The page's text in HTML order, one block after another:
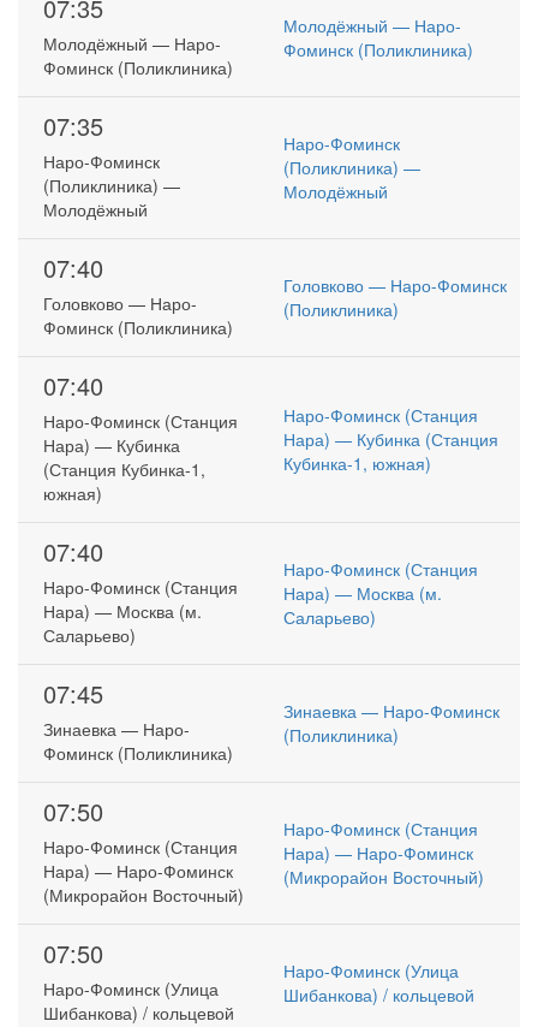
07:35
Молодёжный — Наро-
Фоминск (Поликлиника)
Молодёжный — Наро-
Фоминск (Поликлиника)
07:35
Наро-Фоминск
(Поликлиника) —
Молодёжный
Наро-Фоминск
(Поликлиника) —
Молодёжный
07:40
Головково — Наро-
Фоминск (Поликлиника)
Головково — Наро-Фоминск
(Поликлиника)
07:40
Наро-Фоминск (Станция
Нара) — Кубинка
(Станция Кубинка-1,
южная)
Наро-Фоминск (Станция
Нара) — Кубинка (Станция
Кубинка-1, южная)
07:40
Наро-Фоминск (Станция
Нара) — Москва (м.
Саларьево)
Наро-Фоминск (Станция
Нара) — Москва (м.
Саларьево)
07:45
Зинаевка — Наро-
Фоминск (Поликлиника)
Зинаевка — Наро-Фоминск
(Поликлиника)
07:50
Наро-Фоминск (Станция
Нара) — Наро-Фоминск
(Микрорайон Восточный)
Наро-Фоминск (Станция
Нара) — Наро-Фоминск
(Микрорайон Восточный)
07:50
Наро-Фоминск (Улица
Шибанкова) / кольцевой
Наро-Фоминск (Улица
Шибанкова) / кольцевой